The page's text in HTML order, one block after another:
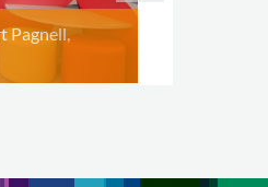
Pagnell,